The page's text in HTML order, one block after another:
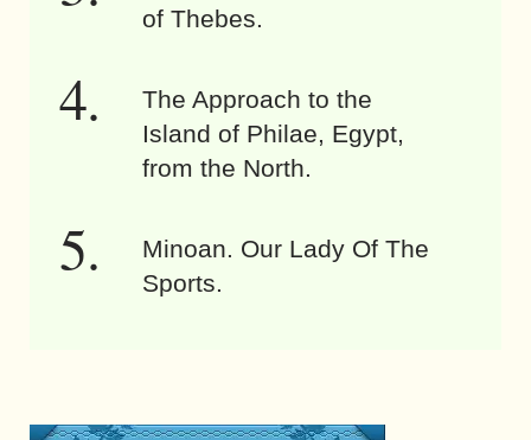
of Thebes.
The Approach to the
Island of Philae, Egypt,
from the North.
Minoan. Our Lady Of The
Sports.